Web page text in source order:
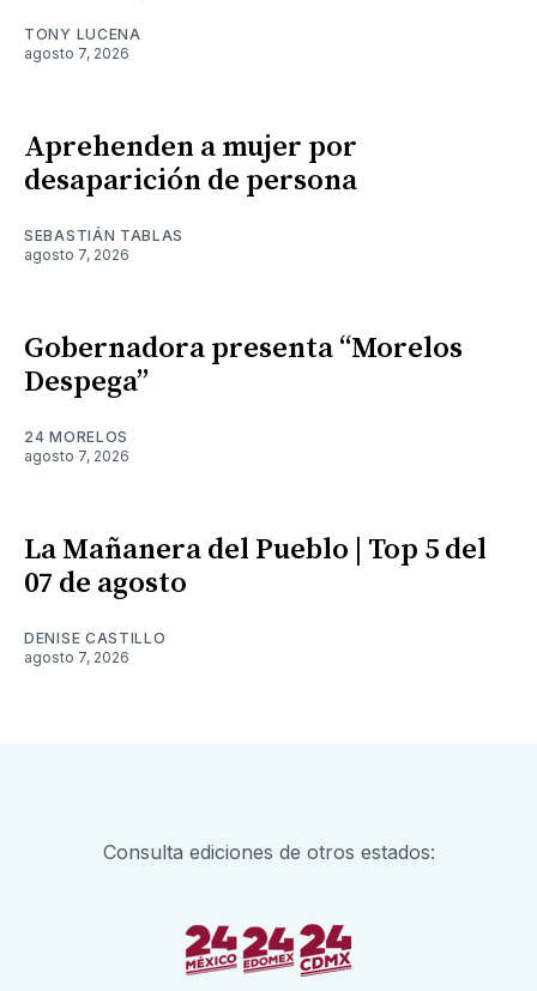
TONY LUCENA
agosto 7, 2026
Aprehenden a mujer por
desaparición de persona
SEBASTIÁN TABLAS
agosto 7, 2026
Gobernadora presenta “Morelos
Despega”
24 MORELOS
agosto 7, 2026
La Mañanera del Pueblo | Top 5 del
07 de agosto
DENISE CASTILLO
agosto 7, 2026
Consulta ediciones de otros estados: